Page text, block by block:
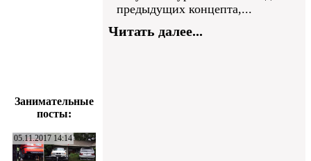
Занимательные
посты:
05.11.2017 14:14
предыдущих концепта,...
Читать далее...